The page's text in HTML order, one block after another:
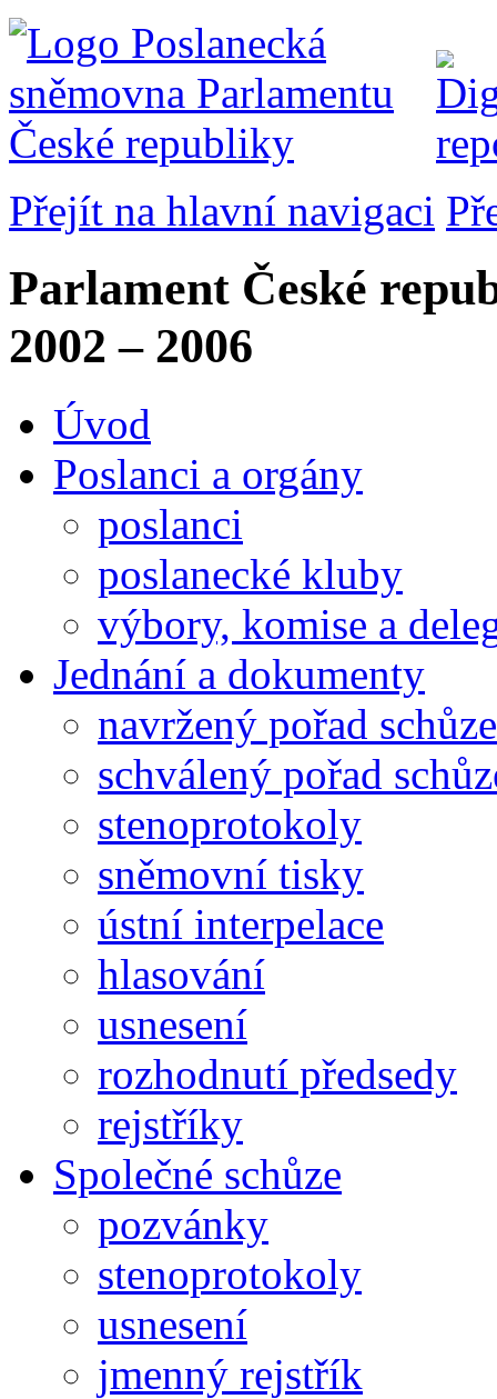
Přejít na hlavní navigaci
Parlament České
2002 – 2006
Úvod
Poslanci a orgány
poslanci
poslanecké kluby
výbory, komise a
Jednání a dokumenty
navržený pořad schůze
schválený pořad
stenoprotokoly
sněmovní tisky
ústní interpelace
hlasování
usnesení
rozhodnutí předsedy
rejstříky
Společné schůze
pozvánky
stenoprotokoly
usnesení
jmenný rejstřík